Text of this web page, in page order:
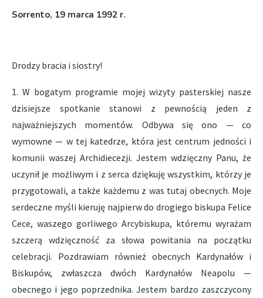
Sorrento, 19 marca 1992 r.
Drodzy bracia i siostry!
1. W bogatym programie mojej wizyty pasterskiej nasze
dzisiejsze spotkanie stanowi z pewnością jeden z
najważniejszych momentów. Odbywa się ono — co
wymowne — w tej katedrze, która jest centrum jedności i
komunii waszej Archidiecezji. Jestem wdzięczny Panu, że
uczynił je możliwym i z serca dziękuję wszystkim, którzy je
przygotowali, a także każdemu z was tutaj obecnych. Moje
serdeczne myśli kieruję najpierw do drogiego biskupa Felice
Cece, waszego gorliwego Arcybiskupa, któremu wyrażam
szczerą wdzięczność za słowa powitania na początku
celebracji. Pozdrawiam również obecnych Kardynałów i
Biskupów, zwłaszcza dwóch Kardynałów Neapolu —
obecnego i jego poprzednika. Jestem bardzo zaszczycony